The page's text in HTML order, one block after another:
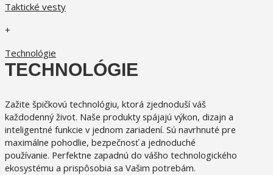
Taktické vesty
+
Technológie
TECHNOLÓGIE
Zažite špičkovú technológiu, ktorá zjednoduší váš
každodenný život. Naše produkty spájajú výkon, dizajn a
inteligentné funkcie v jednom zariadení. Sú navrhnuté pre
maximálne pohodlie, bezpečnosť a jednoduché
používanie. Perfektne zapadnú do vášho technologického
ekosystému a prispôsobia sa Vašim potrebám.